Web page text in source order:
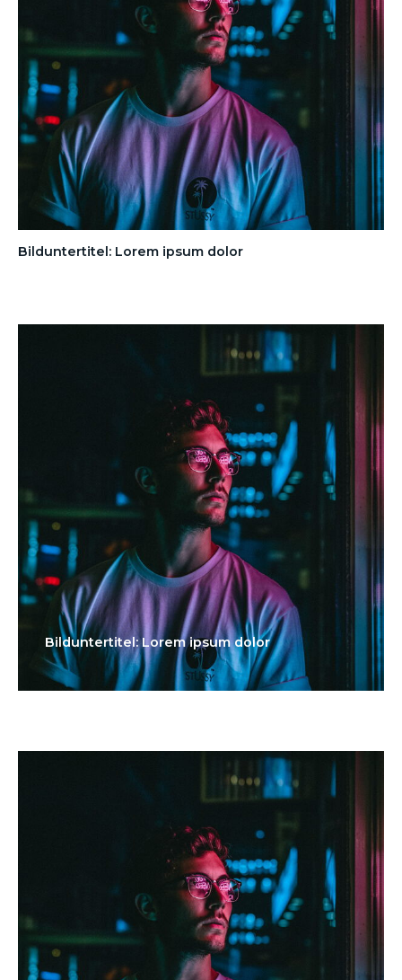
Bilduntertitel: Lorem ipsum dolor
Bilduntertitel: Lorem ipsum dolor